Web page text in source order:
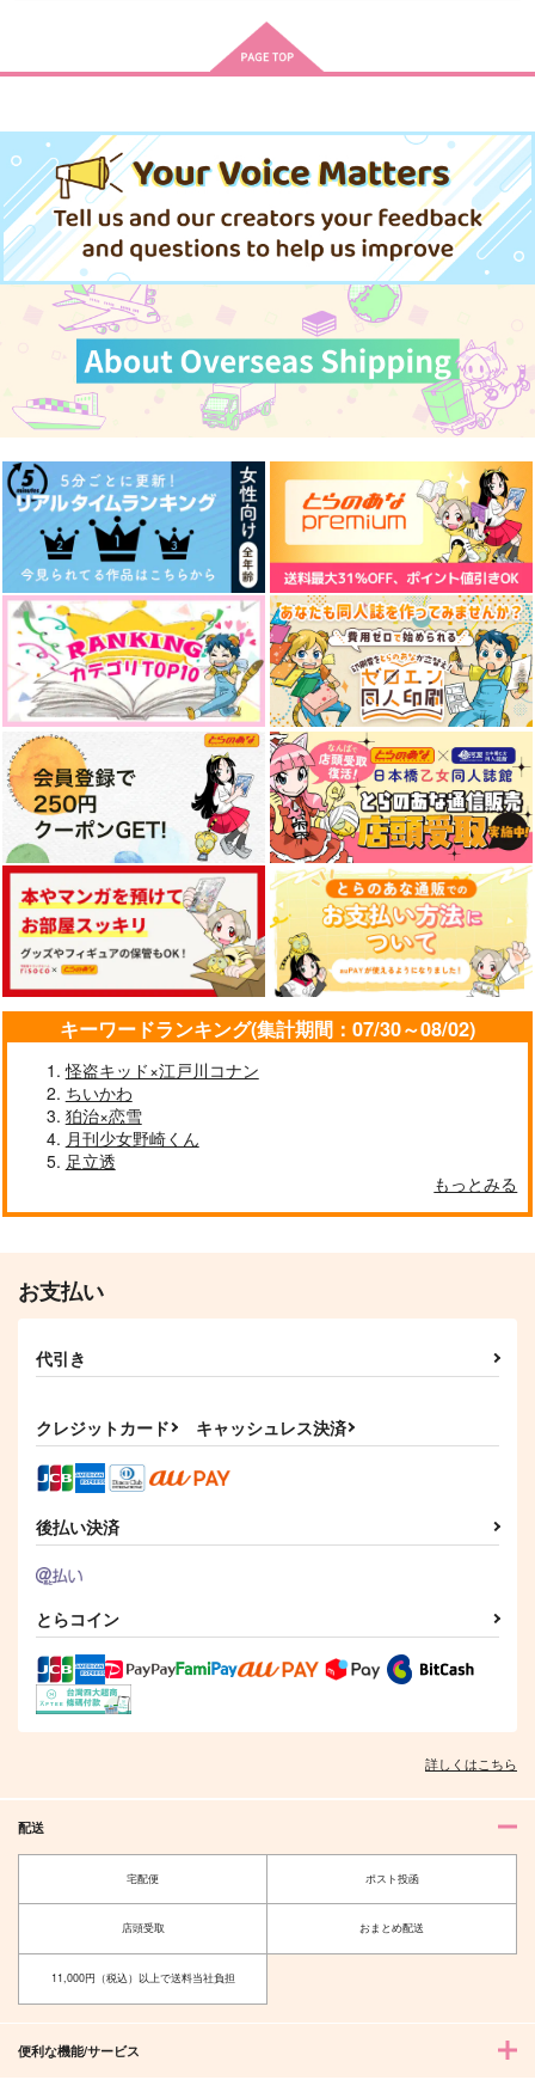
キーワードランキング(集計期間：07/30～08/02)
怪盗キッド×江戸川コナン
ちいかわ
狛治×恋雪
月刊少女野崎くん
足立透
もっとみる
お支払い
代引き
クレジットカード キャッシュレス決済
後払い決済
とらコイン
詳しくはこちら
配送
宅配便 ポスト投函
店頭受取 おまとめ配送
11,000円（税込）以上で送料当社負担
便利な機能/サービス